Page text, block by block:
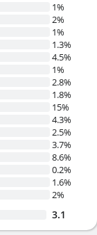
1%
2%
1%
1.3%
4.5%
1%
2.8%
1.8%
15%
4.3%
2.5%
3.7%
8.6%
0.2%
1.6%
2%
3.1